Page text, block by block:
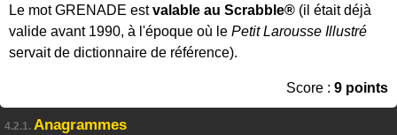
Le mot GRENADE estvalable au Scrabble® (il était déjà
valide avant 1990, à l'époque où le Petit Larousse Illustré
servait de dictionnaire de référence).
Score : 9 points
4.2.1. Anagrammes